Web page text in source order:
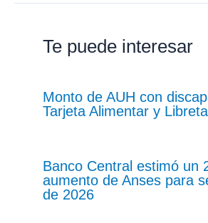
Te puede interesar
Monto de AUH con
Tarjeta Alimentar y
Banco Central estimó un
aumento de Anses para
de 2026